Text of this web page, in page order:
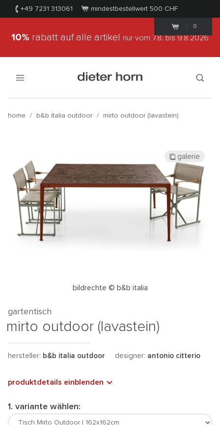
+49 7231 313061 mindestbestellwert 500 CHF
0
10% rabatt auf alle artikel nur vom 7.8.bis 9.8.2026
home / b&b italia outdoor / mirto outdoor (lavastein)
bildrechte © b&b italia
galerie
gartentisch
mirto outdoor (lavastein)
hersteller: b&b italia outdoor designer: antonio citterio
produktdetails einblenden
1. variante wählen: